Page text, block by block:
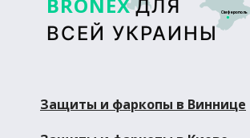
ДЛЯ
ВСЕЙ УКРАИНЫ
Сімферополь
Защиты и фаркопы в Виннице